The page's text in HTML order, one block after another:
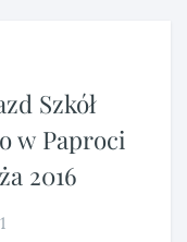
Szkół
w Paproci
2016